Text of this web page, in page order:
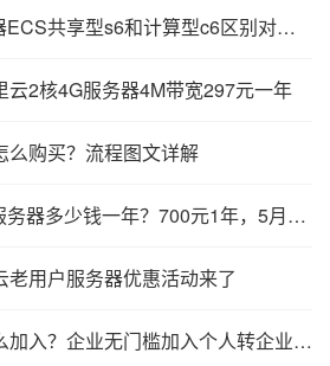
阿里云4核8G服务器ECS共享型s6和计算型c6区别对比及选择方法
云2核4G服务器4M带宽297元一年
么购买？流程图文详解
租用阿里云4核8G服务器多少钱一年？700元1年，5月最新报价
老用户服务器优惠活动来了
阿里云飞天会员怎么加入？企业无门槛加入个人转企业认证加入